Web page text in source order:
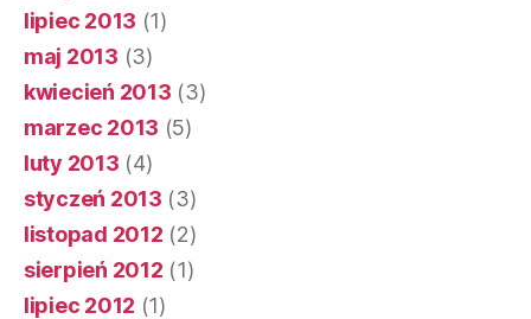
lipiec 2013 (1)
maj 2013 (3)
kwiecień 2013 (3)
marzec 2013 (5)
luty 2013 (4)
styczeń 2013 (3)
listopad 2012 (2)
sierpień 2012 (1)
lipiec 2012 (1)